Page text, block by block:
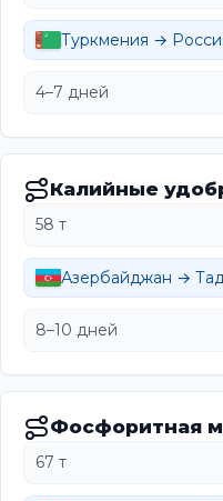
Туркмения →
4–7 дней
Калийные
58 т
Азербайджан →
8–10 дней
Фосфоритная
67 т